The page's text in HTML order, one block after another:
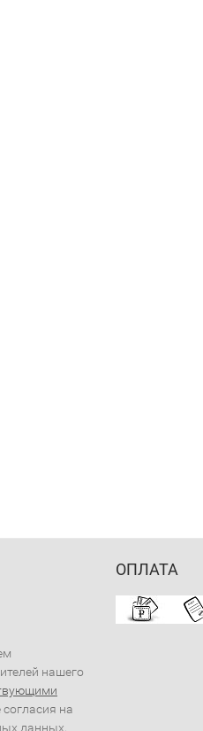
нашего
согласия на
данных,
ОПЛАТА